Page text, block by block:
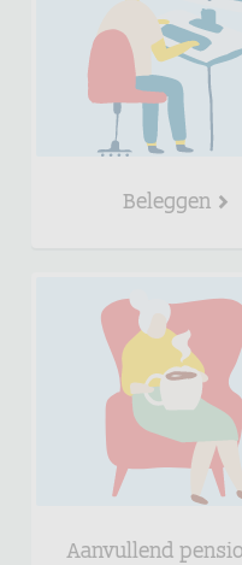
Beleggen
Aanvullend